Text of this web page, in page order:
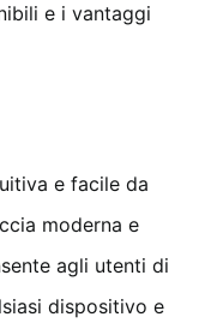
e i vantaggi
e facile da
moderna e
agli utenti di
dispositivo e